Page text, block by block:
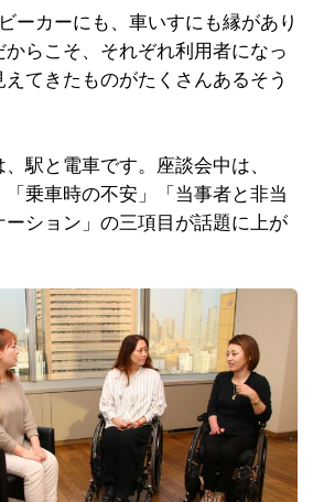
ーカーにも、車いすにも縁があり
からこそ、それぞれ利用者になっ
てきたものがたくさんあるそう
駅と電車です。座談会中は、
「乗車時の不安」「当事者と非当
ション」の三項目が話題に上が